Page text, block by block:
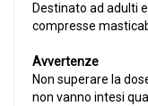
Destinato ad adulti
compresse
Avvertenze
Non superare la
non vanno intesi